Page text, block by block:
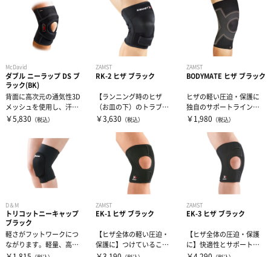
McDavid
ダブル ニーラップ DS ブ
ラック(BK)
背面に高次元の通気性3D
メッシュを使用し、汗ム
レを抑え快適な装着感を
￥5,830 （税込）
ZAMST
RK-2 ヒザ ブラック
【ランニング時のヒザ
（お皿の下）のトラブル
に】ランニング時のヒザ
￥3,630 （税込）
ZAMST
BODYMATE ヒザ ブラック
ヒザの軽い圧迫・保護に
独自のサポートラインに
よって、ヒザを優しくサ
￥1,980 （税込）
D＆M
トリコットニーキャップ
ブラック
軽さがフットワークにつ
ながります。軽量、高伸
縮性、吸汗即乾性。
ZAMST
EK-1 ヒザ ブラック
【ヒザ全体の軽い圧迫・
保護に】つけていること
を忘れるほどの薄さと軽
ZAMST
EK-3 ヒザ ブラック
【ヒザ全体の圧迫・保護
に】快適性とサポート力
のベストバランス。サポ